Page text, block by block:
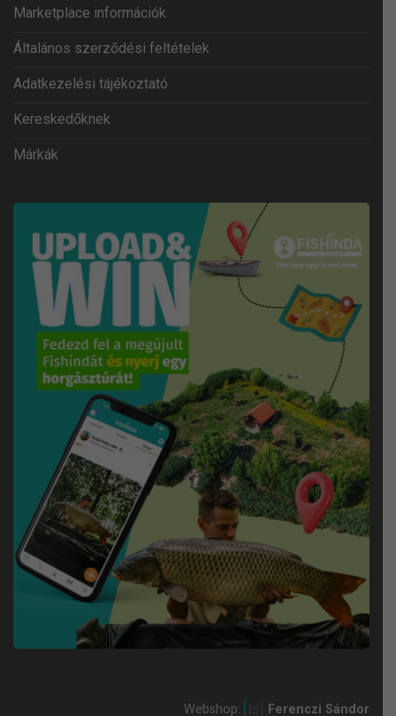
Marketplace információk
Általános szerződési feltételek
Adatkezelési tájékoztató
Kereskedőknek
Márkák
Webshop: Ferenczi Sándor